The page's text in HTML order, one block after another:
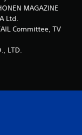
ç
õ
MAGAZINE
Ltd.
Committee, TV
LTD.